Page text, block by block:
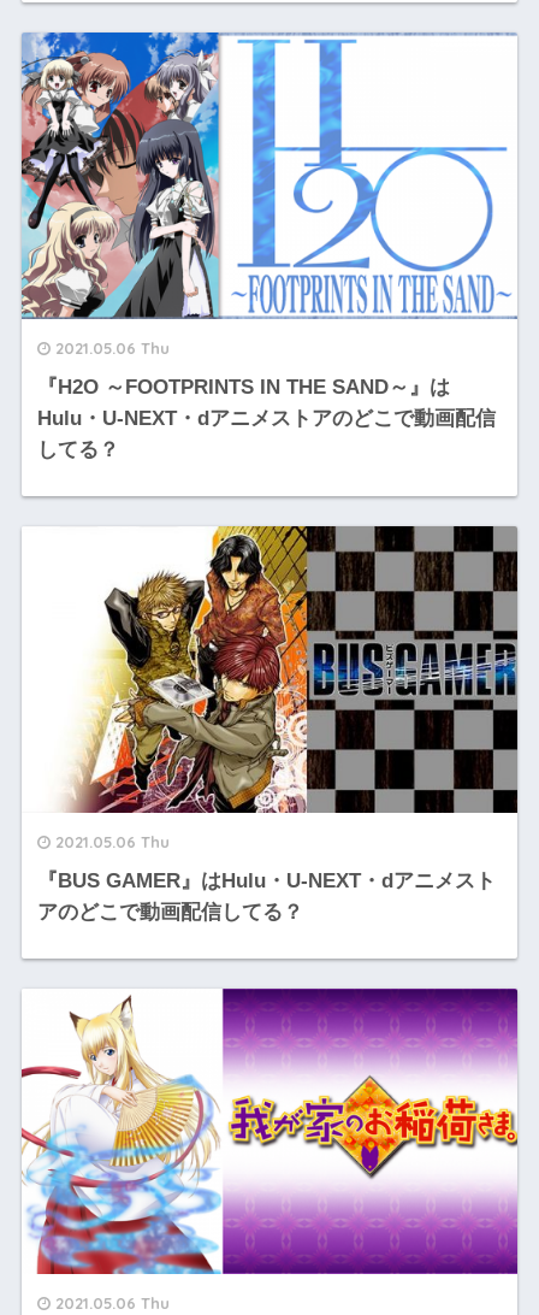
2021.05.06 Thu
『H2O ～FOOTPRINTS IN THE SAND～』は
Hulu・U-NEXT・dアニメストアのどこで動画配信
してる？
2021.05.06 Thu
『BUS GAMER』はHulu・U-NEXT・dアニメスト
アのどこで動画配信してる？
2021.05.06 Thu